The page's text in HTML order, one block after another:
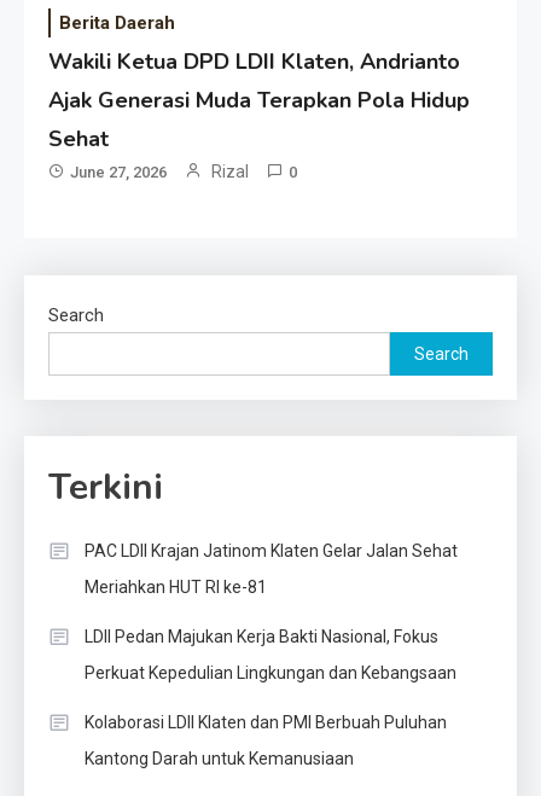
Berita Daerah
Wakili Ketua DPD LDII Klaten, Andrianto
Ajak Generasi Muda Terapkan Pola Hidup
Sehat
June 27, 2026 Rizal 0
Search
Search
Terkini
PAC LDII Krajan Jatinom Klaten Gelar Jalan Sehat
Meriahkan HUT RI ke-81
LDII Pedan Majukan Kerja Bakti Nasional, Fokus
Perkuat Kepedulian Lingkungan dan Kebangsaan
Kolaborasi LDII Klaten dan PMI Berbuah Puluhan
Kantong Darah untuk Kemanusiaan